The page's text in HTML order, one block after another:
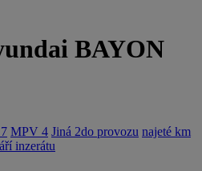
BAYON
7 MPV 4 Jiná 2do provozu najeté km
inzerátu